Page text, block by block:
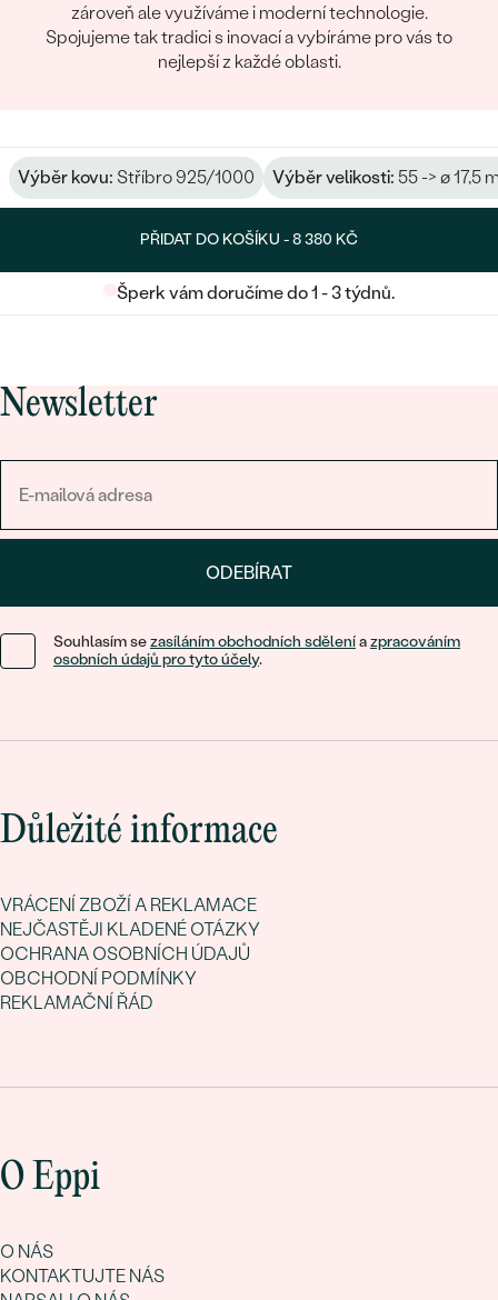
zároveň ale využíváme i moderní technologie.
Spojujeme tak tradici s inovací a vybíráme pro vás to
nejlepší z každé oblasti.
Výběr kovu: Stříbro 925/1000 Výběr velikosti: 55 -> ø 17,5
PŘIDAT DO KOŠÍKU -8 380 KČ
Šperk vám doručíme do 1 - 3 týdnů.
Newsletter
ODEBÍRAT
Souhlasím sezasíláním obchodních sděleníazpracováním
osobních údajů pro tyto účely.
Důležité informace
VRÁCENÍ ZBOŽÍ A REKLAMACE
NEJČASTĚJI KLADENÉ OTÁZKY
OCHRANA OSOBNÍCH ÚDAJŮ
OBCHODNÍ PODMÍNKY
REKLAMAČNÍ ŘÁD
O Eppi
O NÁS
KONTAKTUJTE NÁS